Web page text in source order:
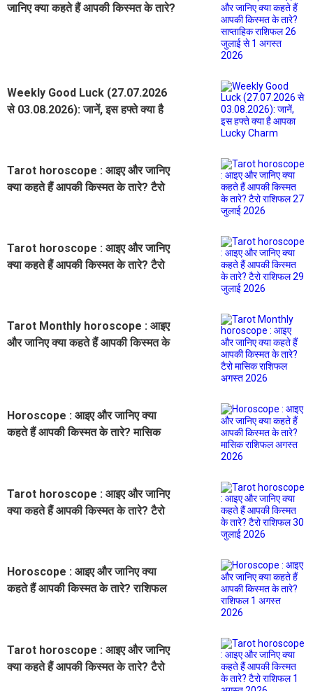
जानिए क्या कहते हैं आपकी किस्मत के तारे?
Weekly Good Luck (27.07.2026
से 03.08.2026): जानें, इस हफ्ते क्या है
Tarot horoscope : आइए और जानिए
क्या कहते हैं आपकी किस्मत के तारे? टैरो
Tarot horoscope : आइए और जानिए
क्या कहते हैं आपकी किस्मत के तारे? टैरो
Tarot Monthly horoscope : आइए
और जानिए क्या कहते हैं आपकी किस्मत के
Horoscope : आइए और जानिए क्या
कहते हैं आपकी किस्मत के तारे? मासिक
Tarot horoscope : आइए और जानिए
क्या कहते हैं आपकी किस्मत के तारे? टैरो
Horoscope : आइए और जानिए क्या
कहते हैं आपकी किस्मत के तारे? राशिफल
Tarot horoscope : आइए और जानिए
क्या कहते हैं आपकी किस्मत के तारे? टैरो